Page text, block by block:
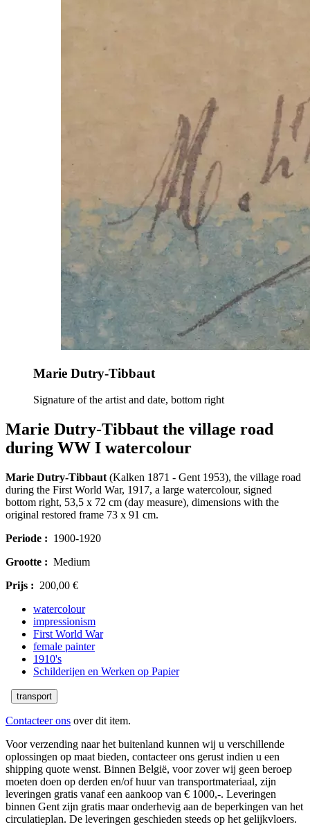
Marie Dutry-Tibbaut
Signature of the artist and date, bottom right
Marie Dutry-Tibbaut the village road
during WW I watercolour
Marie Dutry-Tibbaut (Kalken 1871 - Gent 1953), the village road
during the First World War, 1917, a large watercolour, signed
bottom right, 53,5 x 72 cm (day measure), dimensions with the
original restored frame 73 x 91 cm.
Periode : 1900-1920
Grootte : Medium
Prijs : 200,00 €
watercolour
impressionism
First World War
female painter
1910's
Schilderijen en Werken op Papier
transport
Contacteer ons over dit item.
Voor verzending naar het buitenland kunnen wij u verschillende
oplossingen op maat bieden, contacteer ons gerust indien u een
shipping quote wenst. Binnen België, voor zover wij geen beroep
moeten doen op derden en/of huur van transportmateriaal, zijn
leveringen gratis vanaf een aankoop van € 1000,-. Leveringen
binnen Gent zijn gratis maar onderhevig aan de beperkingen van het
circulatieplan. De leveringen geschieden steeds op het gelijkvloers.